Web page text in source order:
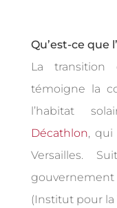
Qu’est-ce que
La transition
témoigne la
l’habitat
Décathlon, qui
Versailles.
(Institut pour la